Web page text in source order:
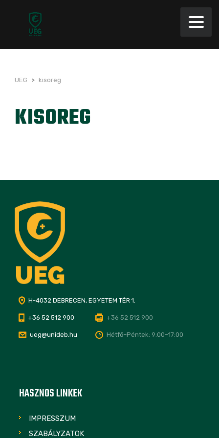
UEG > kisoreg
KISOREG
H-4032 DEBRECEN, EGYETEM TÉR 1.
+36 52 512 900 +36 52 512 900
ueg@unideb.hu Hétfő–Péntek: 9:00–17:00
HASZNOS LINKEK
IMPRESSZUM
SZABÁLYZATOK